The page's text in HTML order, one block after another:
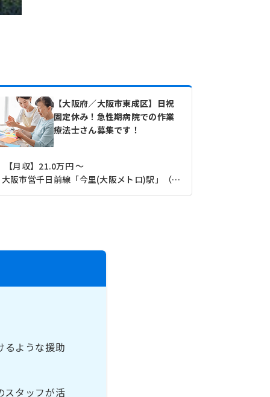
【大阪府／大阪市東成区】日祝
固定休み！急性期病院での作業
療法士さん募集です！
【月収】21.0万円 ～
大阪市営千日前線「今里(大阪メトロ)駅」（徒歩5分）
るような援助
スタッフが活